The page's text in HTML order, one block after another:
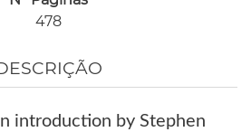
478
introduction by Stephen